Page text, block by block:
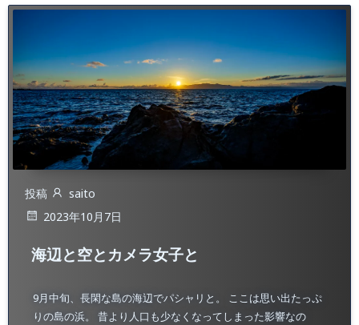
投稿
saito
2023年10月7日
海辺と空とカメラ女子と
9月中旬、長閑な島の海辺でパシャリと。 ここは思い出たっぷ
りの島の浜。 昔より人口も少なくなってしまった影響なの